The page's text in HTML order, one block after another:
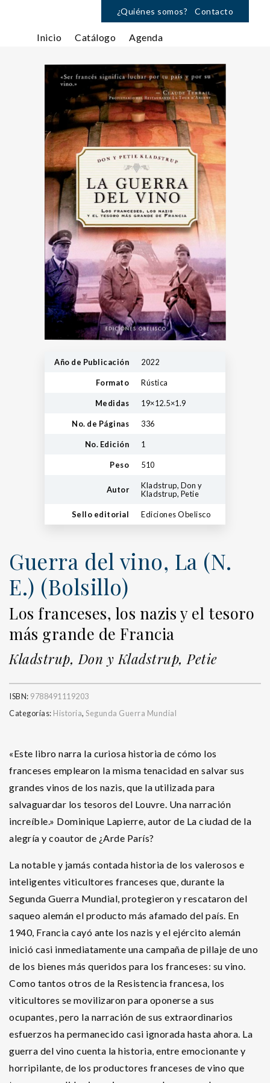
¿Quiénes somos? Contacto
Inicio Catálogo Agenda
Año de Publicación 2022
Formato Rústica
Medidas 19×12.5×1.9
No. de Páginas 336
No. Edición 1
Peso 510
Autor
Kladstrup, Don y
Kladstrup, Petie
Sello editorial Ediciones Obelisco
Guerra del vino, La (N.
E.) (Bolsillo)
Los franceses, los nazis y el tesoro
más grande de Francia
Kladstrup, Don y Kladstrup, Petie
ISBN: 9788491119203
Categorías: Historia, Segunda Guerra Mundial
«Este libro narra la curiosa historia de cómo los
franceses emplearon la misma tenacidad en salvar sus
grandes vinos de los nazis, que la utilizada para
salvaguardar los tesoros del Louvre. Una narración
increíble.» Dominique Lapierre, autor de La ciudad de la
alegría y coautor de ¿Arde París?
La notable y jamás contada historia de los valerosos e
inteligentes viticultores franceses que, durante la
Segunda Guerra Mundial, protegieron y rescataron del
saqueo alemán el producto más afamado del país. En
1940, Francia cayó ante los nazis y el ejército alemán
inició casi inmediatamente una campaña de pillaje de uno
de los bienes más queridos para los franceses: su vino.
Como tantos otros de la Resistencia francesa, los
viticultores se movilizaron para oponerse a sus
ocupantes, pero la narración de sus extraordinarios
esfuerzos ha permanecido casi ignorada hasta ahora. La
guerra del vino cuenta la historia, entre emocionante y
horripilante, de los productores franceses de vino que